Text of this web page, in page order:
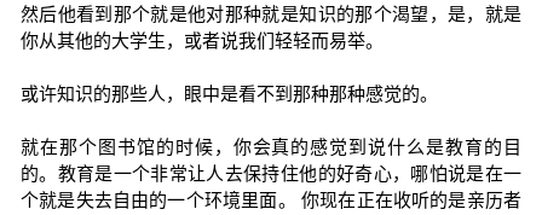
然后他看到那个就是他对那种就是知识的那个渴望，是，就是
你从其他的大学生，或者说我们轻轻而易举。
或许知识的那些人，眼中是看不到那种那种感觉的。
就在那个图书馆的时候，你会真的感觉到说什么是教育的目
的。教育是一个非常让人去保持住他的好奇心，哪怕说是在一
个就是失去自由的一个环境里面。 你现在正在收听的是亲历者